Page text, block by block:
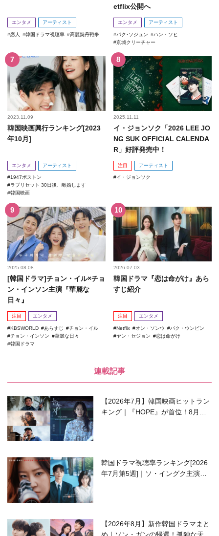
エンタメ アーティスト
恋人 韓国ドラマ視聴率 高麗契丹戦争
etflix公開へ
エンタメ アーティスト
パク･ソジュン
ハン・ソヒ
京城クリーチャー
2023.11.09
韓国映画興行ランキング[2023
年10月]
エンタメ アーティスト
1947ボストン
ラブリセット 30日後、離婚します
韓国映画
2025.11.11
イ・ジョンソク「2026 LEE JO
NG SUK OFFICIAL CALENDA
R」好評発売中！
注目 アーティスト
イ・ジョンソク
2025.08.08
[韓国ドラマ]チョン・イル×チョ
ン・インソン主演『華麗な
日々』
注目 エンタメ
KBSWORLD あらすじ
チョン・イル
チョン・インソン
華麗な日々
韓国ドラマ
2026.07.03
韓国ドラマ『恋は命がけ』あら
すじ紹介
注目 エンタメ
Netflix オン・ソンウ
パク・ウンビン
ヤン・セジョン
恋は命がけ
連載記事
【2026年7月】韓国映画ヒットラン
キング｜『HOPE』が首位！8月公
韓国ドラマ視聴率ランキング[2026
年7月第5週]｜ソ・イングク主演の
【2026年8月】新作韓国ドラマまと